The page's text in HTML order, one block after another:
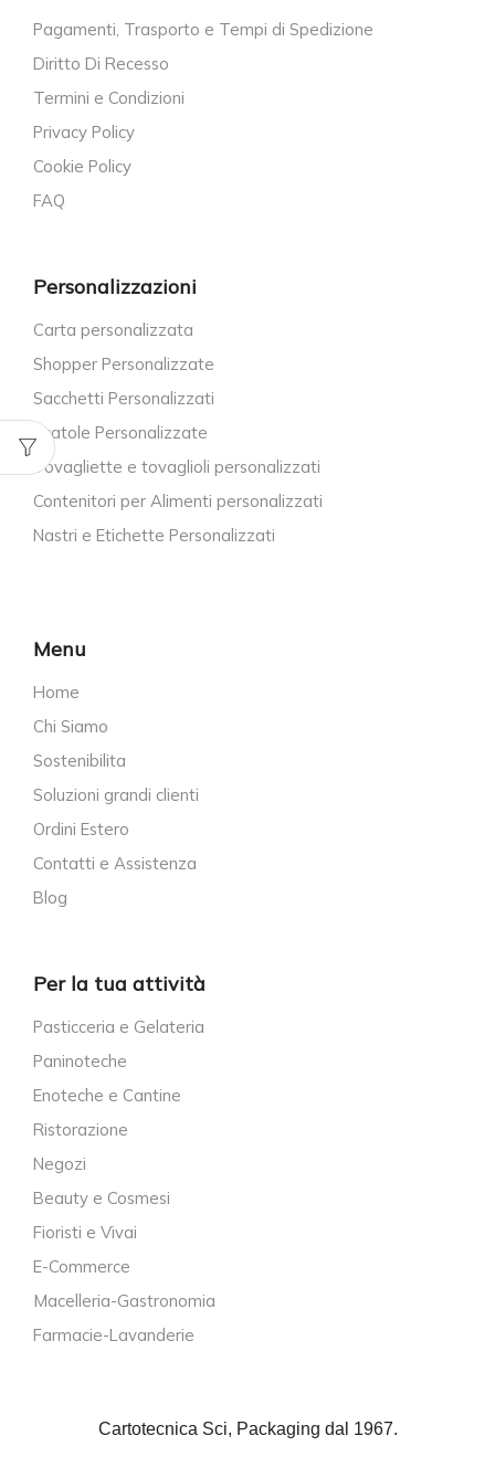
Pagamenti, Trasporto e Tempi di Spedizione
Diritto Di Recesso
Termini e Condizioni
Privacy Policy
Cookie Policy
FAQ
Personalizzazioni
Carta personalizzata
Shopper Personalizzate
Sacchetti Personalizzati
Scatole Personalizzate
Tovagliette e tovaglioli personalizzati
Contenitori per Alimenti personalizzati
Nastri e Etichette Personalizzati
Menu
Home
Chi Siamo
Sostenibilita
Soluzioni grandi clienti
Ordini Estero
Contatti e Assistenza
Blog
Per la tua attività
Pasticceria e Gelateria
Paninoteche
Enoteche e Cantine
Ristorazione
Negozi
Beauty e Cosmesi
Fioristi e Vivai
E-Commerce
Macelleria-Gastronomia
Farmacie-Lavanderie
Cartotecnica Sci, Packaging dal 1967.